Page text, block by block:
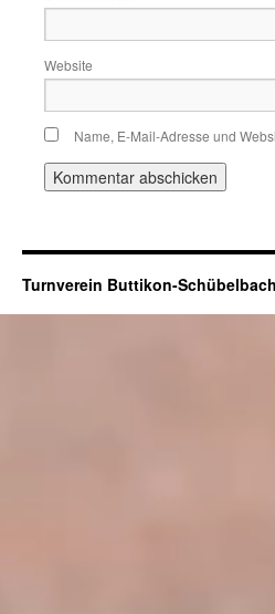
Website
Name, E-Mail-Adresse und
Turnverein Buttikon-Schübelbach